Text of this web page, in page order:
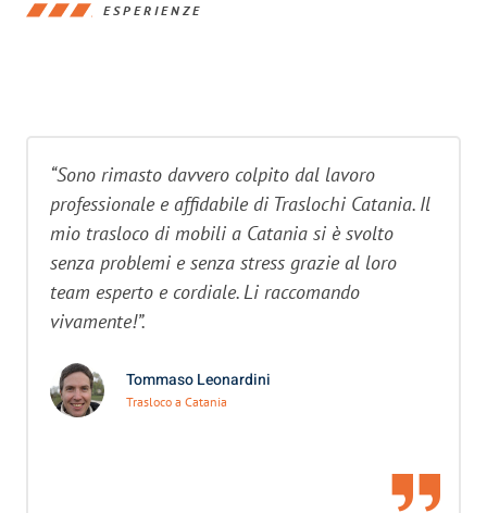
ESPERIENZE
“Sono rimasto davvero colpito dal lavoro
professionale e affidabile di Traslochi Catania. Il
mio trasloco di mobili a Catania si è svolto
senza problemi e senza stress grazie al loro
team esperto e cordiale. Li raccomando
vivamente!”.
Tommaso Leonardini
Trasloco a Catania